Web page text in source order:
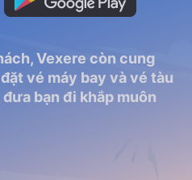
Vexere còn cung
vé máy bay và vé tàu
bạn đi khắp muôn